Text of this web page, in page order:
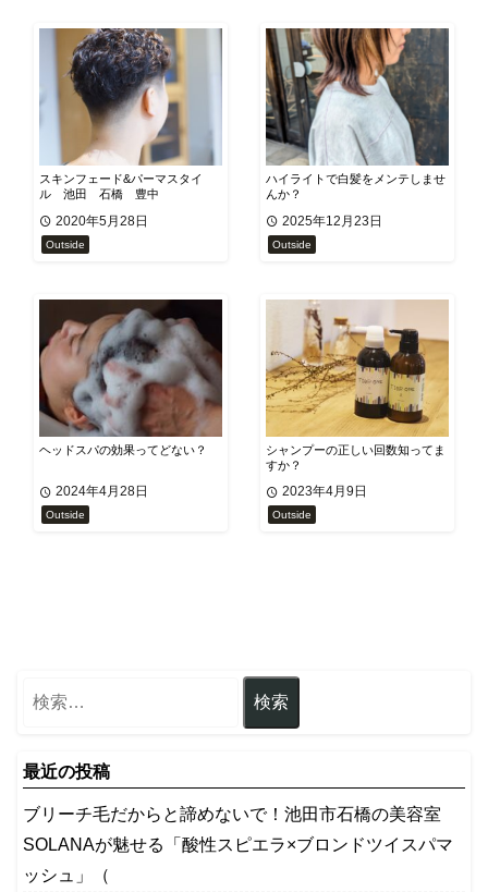
スキンフェード&パーマスタイ
ル 池田 石橋 豊中
2020年5月28日
Outside
ハイライトで白髪をメンテしませ
んか？
2025年12月23日
Outside
ヘッドスパの効果ってどない？
2024年4月28日
Outside
シャンプーの正しい回数知ってま
すか？
2023年4月9日
Outside
最近の投稿
ブリーチ毛だからと諦めないで！池田市石橋の美容室
SOLANAが魅せる「酸性スピエラ×ブロンドツイスパマ
ッシュ」（